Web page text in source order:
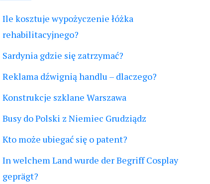
Ile kosztuje wypożyczenie łóżka
rehabilitacyjnego?
Sardynia gdzie się zatrzymać?
Reklama dźwignią handlu – dlaczego?
Konstrukcje szklane Warszawa
Busy do Polski z Niemiec Grudziądz
Kto może ubiegać się o patent?
In welchem Land wurde der Begriff Cosplay
geprägt?